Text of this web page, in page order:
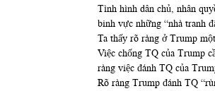
Tình hình dân chủ, nhân
binh vực những “nhà tranh
Ta thấy rõ ràng ở Trump
Việc chống TQ của Trump
ràng việc đánh TQ của
Rõ ràng Trump đánh TQ